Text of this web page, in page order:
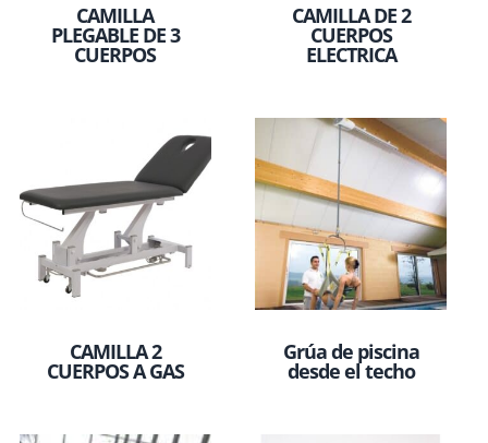
CAMILLA
PLEGABLE DE 3
CUERPOS
CAMILLA DE 2
CUERPOS
ELECTRICA
CAMILLA 2
CUERPOS A GAS
Grúa de piscina
desde el techo